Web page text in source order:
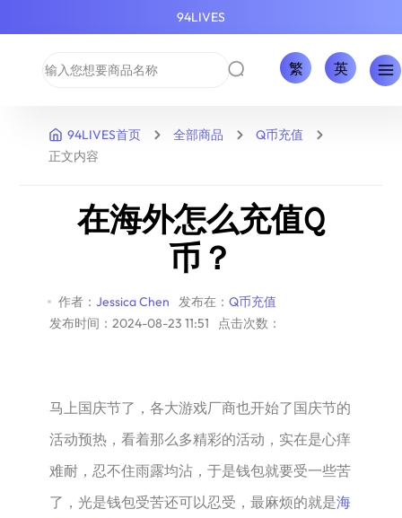
94LIVES
繁 英
94LIVES首页 全部商品
Q币充值
正文内容
在海外怎么充值Q
币？
作者： Jessica Chen 发布在： Q币充值
发布时间：2024-08-23 11:51
点击次数：
马上国庆节了，各大游戏厂商也开始了国庆节的
活动预热，看着那么多精彩的活动，实在是心痒
难耐，忍不住雨露均沾，于是钱包就要受一些苦
了，光是钱包受苦还可以忍受，最麻烦的就是海